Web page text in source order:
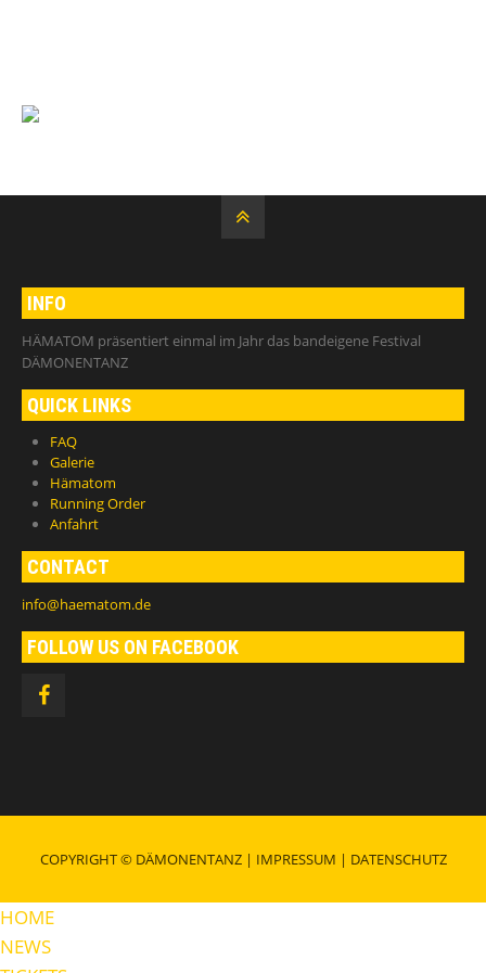
INFO
HÄMATOM präsentiert einmal im Jahr das bandeigene Festival
DÄMONENTANZ
QUICK LINKS
FAQ
Galerie
Hämatom
Running Order
Anfahrt
CONTACT
info@haematom.de
FOLLOW US ON FACEBOOK
COPYRIGHT © DÄMONENTANZ | IMPRESSUM | DATENSCHUTZ
HOME
NEWS